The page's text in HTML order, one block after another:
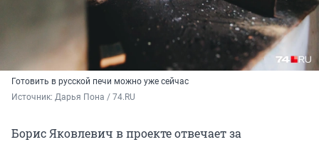
Готовить в русской печи можно уже сейчас
Источник: Дарья Пона / 74.RU
Борис Яковлевич в проекте отвечает за